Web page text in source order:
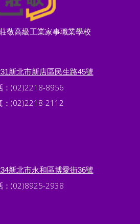
敬高級工業家事職業學校
新北市新店區民生路45號
：(02)2218-8956
：(02)2218-2112
新北市永和區博愛街36號
：(02)8925-2938